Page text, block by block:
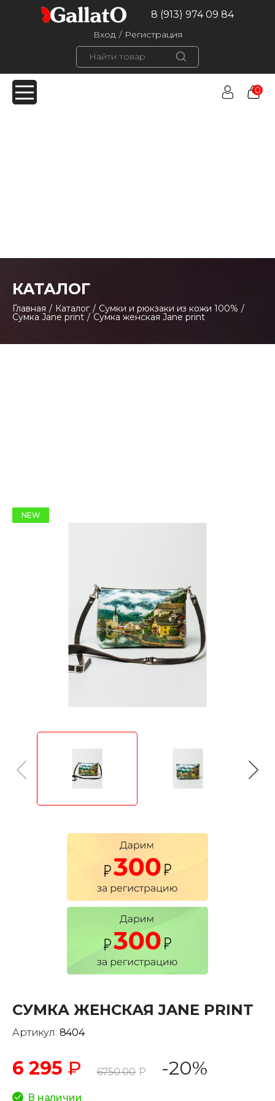
8 (913) 974 09 84
Вход / Регистрация
0
КАТАЛОГ
Главная / Каталог / Сумки и рюкзаки из кожи 100% /
Сумка Jane print / Сумка женская Jane print
NEW
СУМКА ЖЕНСКАЯ JANE PRINT
Артикул: 8404
6 295 ₽ 6750.00 Р -20%
В наличии